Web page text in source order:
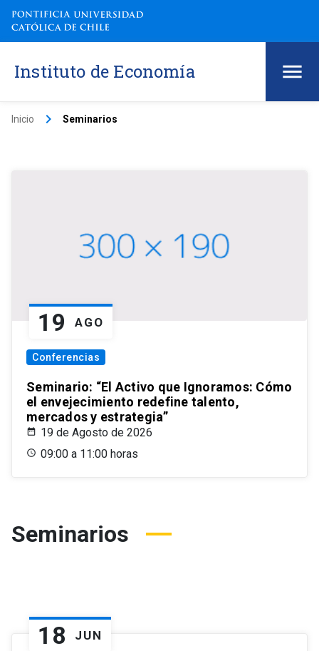
Instituto de Economía
Inicio keyboard_arrow_right Seminarios
19 AGO
Conferencias
Seminario: “El Activo que Ignoramos: Cómo
el envejecimiento redefine talento,
mercados y estrategia”
19 de Agosto de 2026
09:00 a 11:00 horas
Seminarios
18 JUN